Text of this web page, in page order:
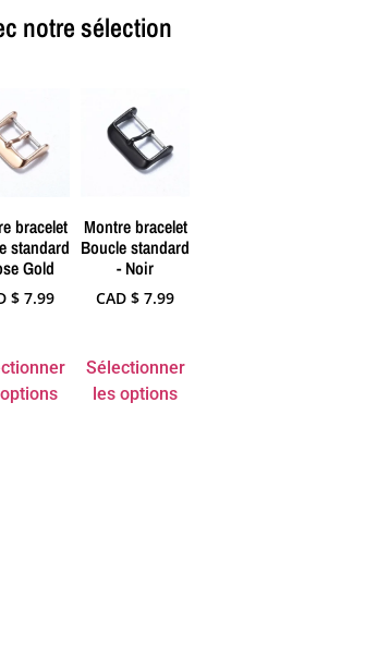
notre sélection
bracelet
standard
Gold
$ 7.99
Montre bracelet
Boucle standard
- Noir
CAD $ 7.99
Sélectionner
les options